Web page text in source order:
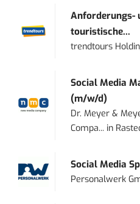
Anforderungs-
touristische...
trendtours
Social Media
(m/w/d)
Dr. Meyer &
Compa... in
Social Media
Personalwerk